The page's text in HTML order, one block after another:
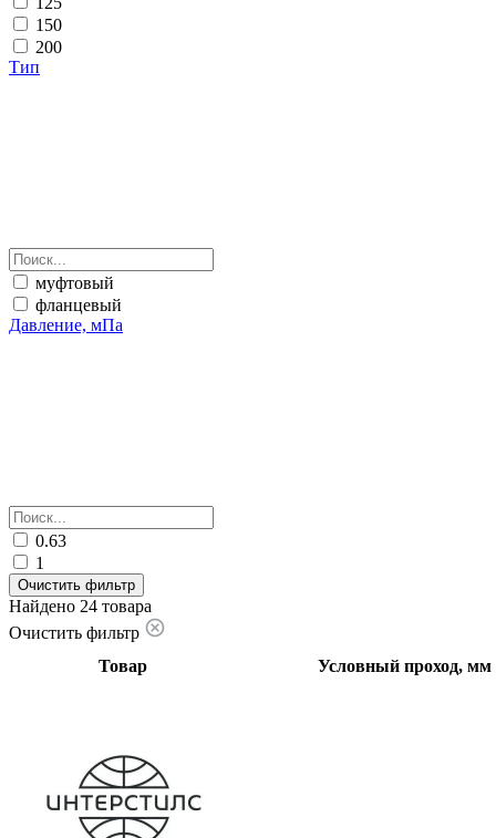
150
200
Тип
муфтовый
фланцевый
Давление, мПа
0.63
1
Очистить фильтр
Найдено 24 товара
Очистить фильтр
Товар
Условный проход, мм